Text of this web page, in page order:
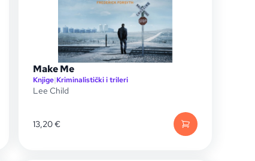
Make Me
Knjige|Kriminalistički i trileri
Lee Child
13,20€